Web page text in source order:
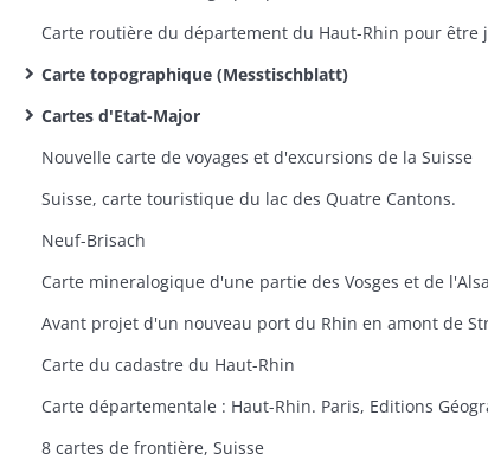
Carte topographique (Messtischblatt)
Cartes d'Etat-Major
Nouvelle carte de voyages et d'excursions de la Suisse
Suisse, carte touristique du lac des Quatre Cantons.
Neuf-Brisach
Carte du cadastre du Haut-Rhin
8 cartes de frontière, Suisse